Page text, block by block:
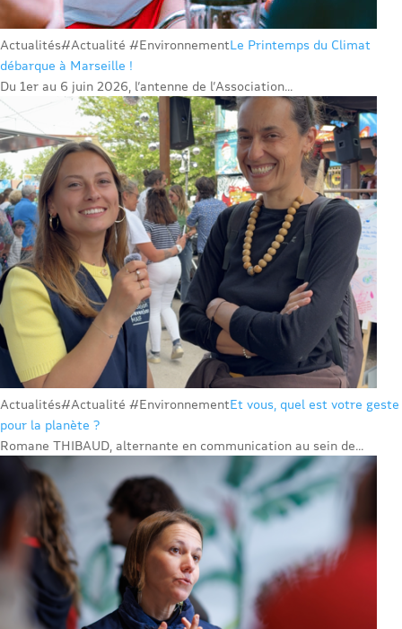
Actualités#Actualité #EnvironnementLe Printemps du Climat
débarque à Marseille !
Du 1er au 6 juin 2026, l’antenne de l’Association...
Actualités#Actualité #EnvironnementEt vous, quel est votre geste
pour la planète ?
Romane THIBAUD, alternante en communication au sein de...